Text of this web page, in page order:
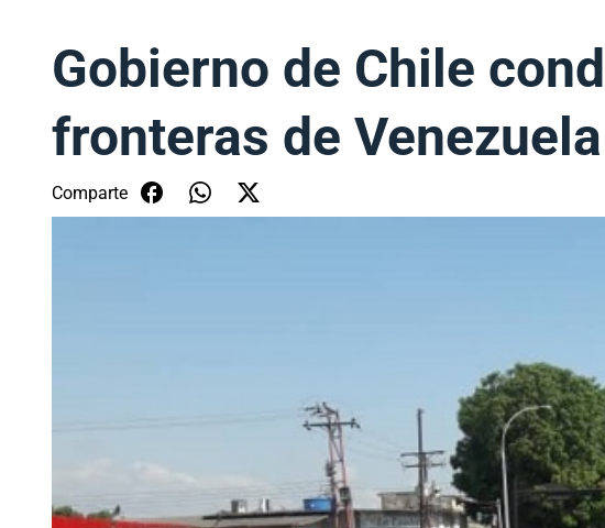
Gobierno de Chile
fronteras de
Comparte